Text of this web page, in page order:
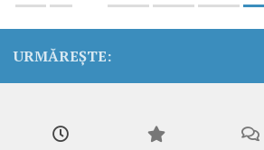
URMĂREȘTE: